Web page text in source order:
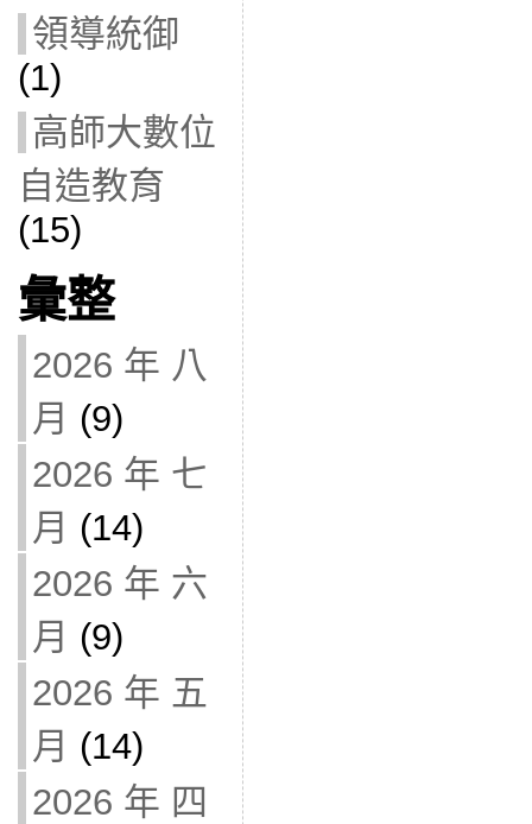
領導統御
(1)
高師大數位
自造教育
(15)
彙整
2026 年 八
月 (9)
2026 年 七
月 (14)
2026 年 六
月 (9)
2026 年 五
月 (14)
2026 年 四